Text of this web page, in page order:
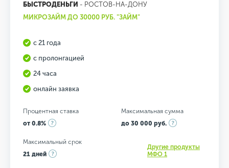
БЫСТРОДЕНЬГИ - РОСТОВ-НА-ДОНУ
МИКРОЗАЙМ ДО 30000 РУБ. "ЗАЙМ"
с 21 года
с пролонгацией
24 часа
онлайн заявка
Процентная ставка
от 0.8%
Максимальная сумма
до 30 000 руб.
Максимальный срок
21 дней
Другие продукты
МФО 1